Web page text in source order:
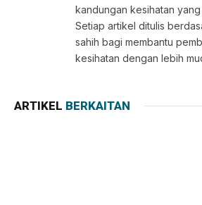
kandungan kesihatan
Setiap artikel ditulis
sahih bagi membantu
kesihatan dengan lebih
ARTIKEL BERKAITAN